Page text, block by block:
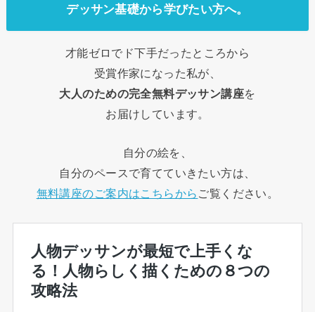
デッサン基礎から学びたい方へ。
才能ゼロでド下手だったところから
受賞作家になった私が、
大人のための完全無料デッサン講座を
お届けしています。
自分の絵を、
自分のペースで育てていきたい方は、
無料講座のご案内はこちらから ご覧ください。